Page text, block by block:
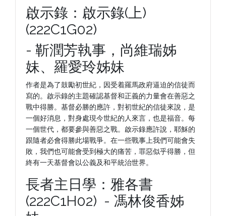
啟示錄：啟示錄(上)
(222C1G02)
- 靳潤芳執事，尚維瑞姊
妹、羅愛玲姊妹
作者是為了鼓勵初世紀，因受着羅馬政府逼迫的信徒而
寫的。啟示錄的主題確認基督和正義的力量會在善惡之
戰中得勝。基督必勝的應許，對初世紀的信徒來說，是
一個好消息，對身處現今世紀的人來言，也是福音。每
一個世代，都要參與善惡之戰。啟示錄應許說，耶穌的
跟隨者必會得勝此場戰爭。在一些戰事上我們可能會失
敗，我們也可能會受到極大的痛苦，罪惡似乎得勝，但
終有一天基督會以公義及和平統治世界。
長者主日學：雅各書
(222C1H02) - 馮林俊香姊